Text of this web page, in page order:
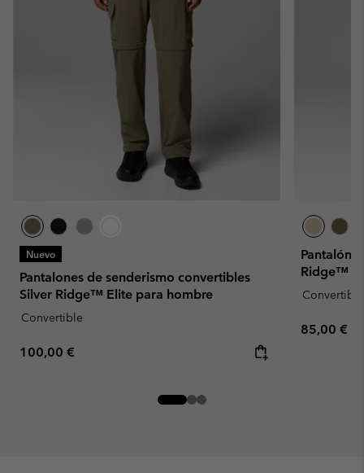
Nuevo
Pantalones de senderismo convertibles
Silver Ridge™ Elite para hombre
Convertible
Regular price:
100,00 €
Pantalón
Ridge™
Convertible
Regular
85,00 €